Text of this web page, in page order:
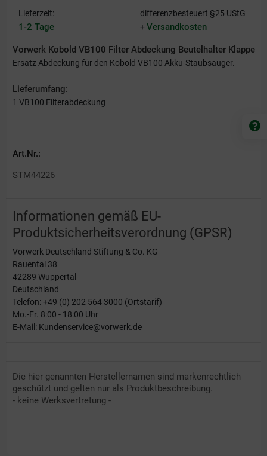
Lieferzeit:
1-2 Tage
differenzbesteuert §25 UStG
+Versandkosten
Vorwerk Kobold VB100 Filter Abdeckung Beutelhalter Klappe
Ersatz Abdeckung für den Kobold VB100 Akku-Staubsauger.
Lieferumfang:
1 VB100 Filterabdeckung
Art.Nr.:
STM44226
Informationen gemäß EU-
Produktsicherheitsverordnung (GPSR)
Vorwerk Deutschland Stiftung & Co. KG
Rauental 38
42289 Wuppertal
Deutschland
Telefon: +49 (0) 202 564 3000 (Ortstarif)
Mo.-Fr. 8:00 - 18:00 Uhr
E-Mail: Kundenservice@vorwerk.de
Die hier genannten Herstellernamen sind markenrechtlich
geschützt und gelten nur als Produktbeschreibung.
- keine Werksvertretung -